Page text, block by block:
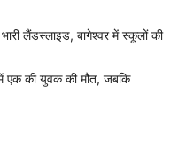
लैंडस्लाइड, बागेश्वर में स्कूलों की
एक की युवक की मौत, जबकि